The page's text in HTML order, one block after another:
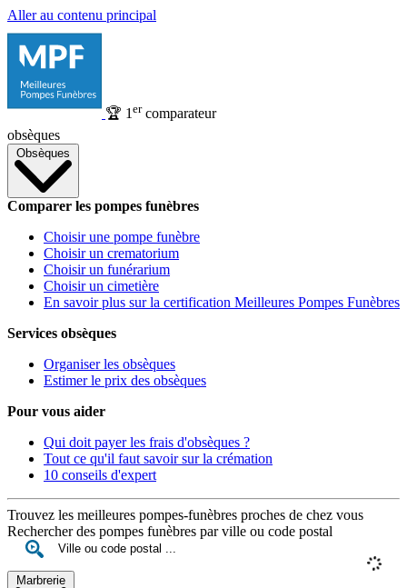
Aller au contenu principal
🏆 1 ercomparateur
obsèques
Obsèques
Comparer les pompes funèbres
Choisir une pompe funèbre
Choisir un crematorium
Choisir un funérarium
Choisir un cimetière
En savoir plus sur la certification Meilleures Pompes Funèbres
Services obsèques
Organiser les obsèques
Estimer le prix des obsèques
Pour vous aider
Qui doit payer les frais d'obsèques ?
Tout ce qu'il faut savoir sur la crémation
10 conseils d'expert
Trouvez les meilleures pompes-funèbres proches de chez vous
Rechercher des pompes funèbres par ville ou code postal
Marbrerie